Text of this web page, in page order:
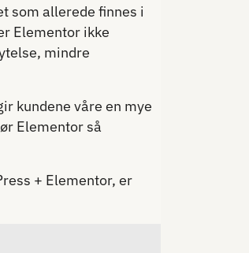
som allerede finnes i
Elementor ikke
mindre
kundene våre en mye
Elementor så
+ Elementor, er